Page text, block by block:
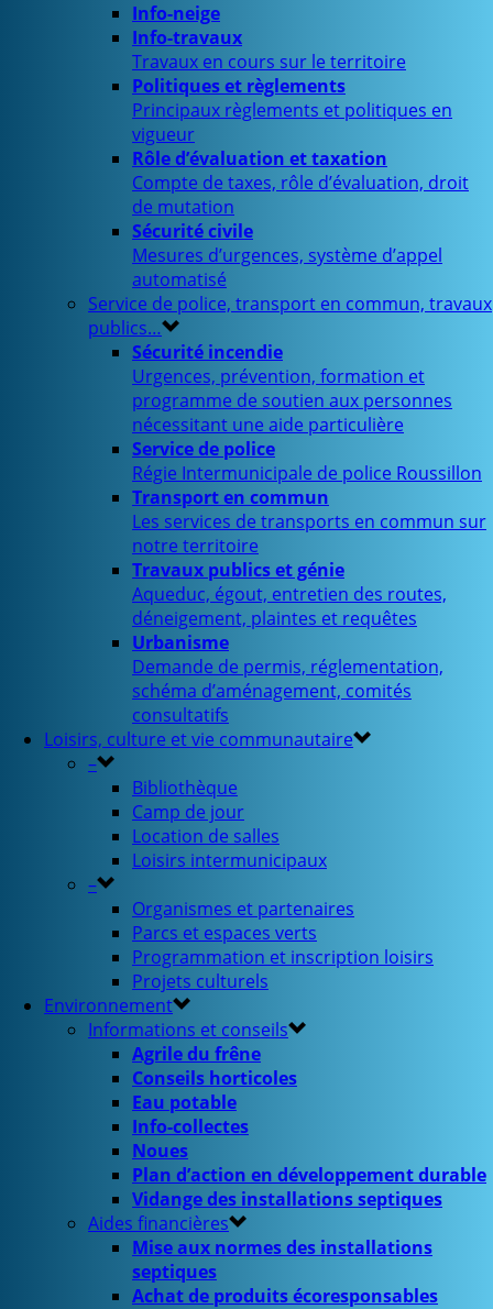
Info-neige
Info-travaux
Travaux en cours sur le territoire
Politiques et règlements
Principaux règlements et politiques en
vigueur
Rôle d’évaluation et taxation
Compte de taxes, rôle d’évaluation, droit
de mutation
Sécurité civile
Mesures d’urgences, système d’appel
automatisé
Service de police, transport en commun, travaux
publics…
Sécurité incendie
Urgences, prévention, formation et
programme de soutien aux personnes
nécessitant une aide particulière
Service de police
Régie Intermunicipale de police Roussillon
Transport en commun
Les services de transports en commun sur
notre territoire
Travaux publics et génie
Aqueduc, égout, entretien des routes,
déneigement, plaintes et requêtes
Urbanisme
Demande de permis, réglementation,
schéma d’aménagement, comités
consultatifs
Loisirs, culture et vie communautaire
–
Bibliothèque
Camp de jour
Location de salles
Loisirs intermunicipaux
–
Organismes et partenaires
Parcs et espaces verts
Programmation et inscription loisirs
Projets culturels
Environnement
Informations et conseils
Agrile du frêne
Conseils horticoles
Eau potable
Info-collectes
Noues
Plan d’action en développement durable
Vidange des installations septiques
Aides financières
Mise aux normes des installations
septiques
Achat de produits écoresponsables